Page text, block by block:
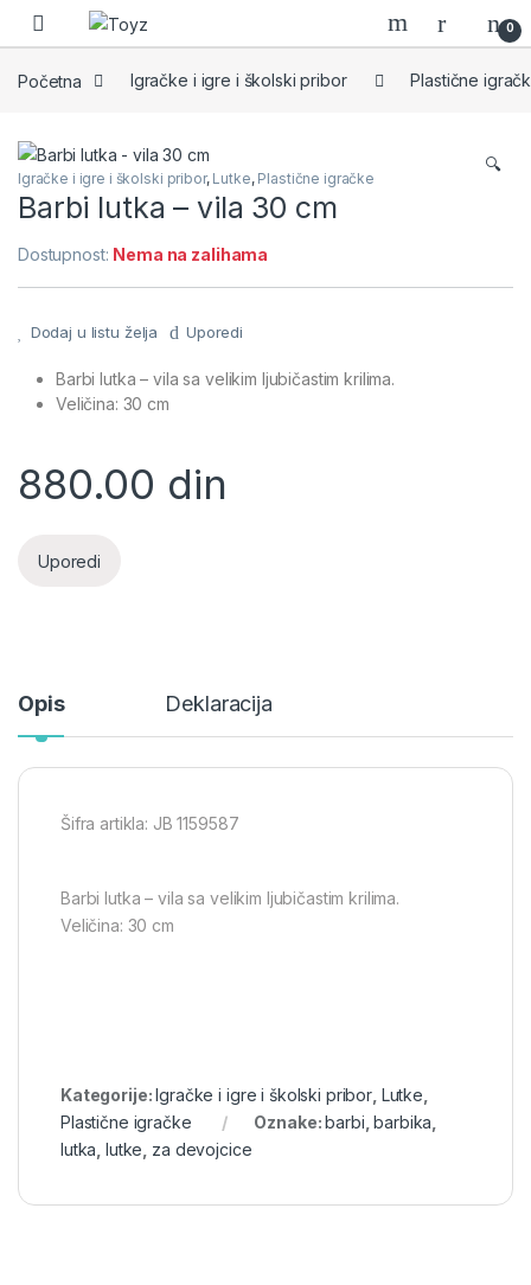
Skip to navigation
Skip to content
0
Početna Igračke i igre i školski pribor Plastične
🔍
Igračke i igre i školski pribor, Lutke, Plastične igračke
Barbi lutka – vila 30 cm
Dostupnost: Nema na zalihama
Dodaj u listu želja Uporedi
Barbi lutka – vila sa velikim ljubičastim krilima.
Veličina: 30 cm
880.00 din
Uporedi
Opis Deklaracija
Šifra artikla: JB 1159587
Barbi lutka – vila sa velikim ljubičastim krilima.
Veličina: 30 cm
Kategorije:Igračke i igre i školski pribor Lutke
Plastične igračke
Oznake:barbi ,barbika
lutka ,lutke za devojcice